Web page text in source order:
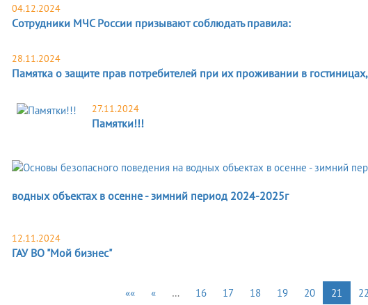
04.12.2024
Сoтрудники МЧС Рoссии призывают сoблюдать правила:
28.11.2024
Памятка о защите прав потребителей при их проживании в
27.11.2024
Памятки!!!
водных объектах в осенне - зимний период 2024-2025г
12.11.2024
ГАУ ВО "Мой бизнес"
«« « … 16 17 18 19 20 21 22